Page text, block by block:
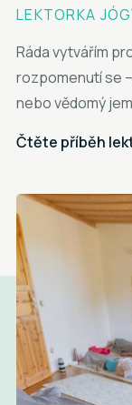
LEKTORKA
Ráda vytvářím
rozpomenutí se
nebo vědomý
Čtěte příběh